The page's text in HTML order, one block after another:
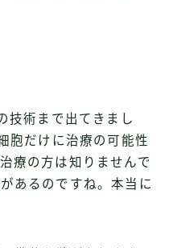
技術まで出てきまし
胞だけに治療の可能性
療の方は知りませんで
あるのですね。本当に